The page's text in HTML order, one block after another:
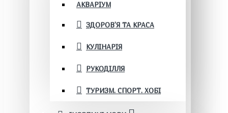
АКВАРІУМ
ЗДОРОВ'Я ТА КРАСА
КУЛІНАРІЯ
РУКОДІЛЛЯ
ТУРИЗМ. СПОРТ. ХОБІ